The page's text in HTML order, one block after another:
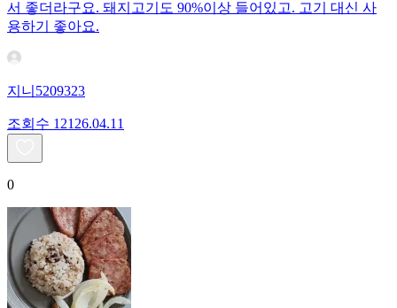
서 좋더라구요. 돼지고기도 90%이상 들어있고. 고기 대신 사
용하기 좋아요.
지니5209323
조회수 121 26.04.11
0